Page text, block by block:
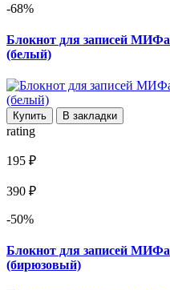
-68%
Блокнот для записей МИФа
(белый)
Купить В закладки
rating
195 ₽
390 ₽
-50%
Блокнот для записей МИФа
(бирюзовый)